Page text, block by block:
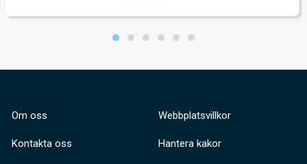
Om oss
Kontakta oss
Webbplatsvillkor
Hantera kakor